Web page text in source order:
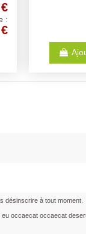
:
désinscrire à tout moment.
occaecat occaecat